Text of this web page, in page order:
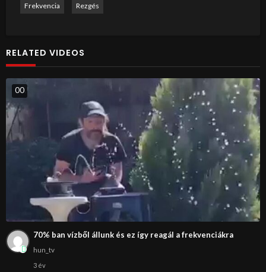
Frekvencia Rezgés
RELATED VIDEOS
00
70% ban vízből állunk és ez így reagál a frekvenciákra
hun_tv
3 év